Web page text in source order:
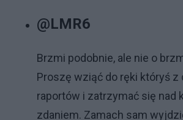
@LMR6
Brzmi podobnie, ale nie o
Proszę wziąć do ręki któryś z
raportów i zatrzymać się nad
zdaniem. Zamach sam